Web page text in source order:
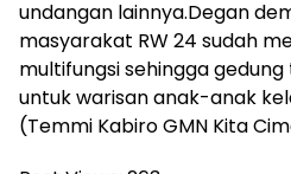
undangan lainnya.Degan
masyarakat RW 24 sudah
multifungsi sehingga
untuk warisan anak-anak
(Temmi Kabiro GMN Kita